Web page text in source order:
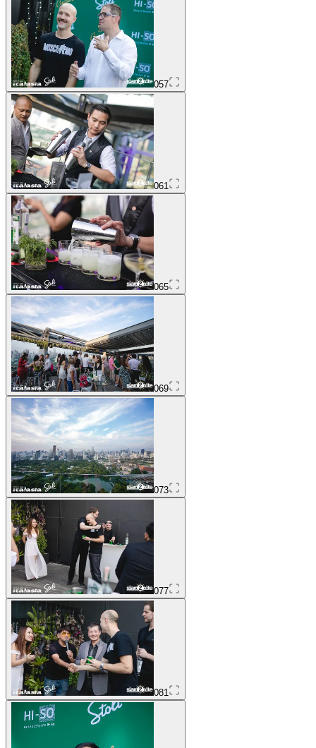
057
061
065
069
073
077
081